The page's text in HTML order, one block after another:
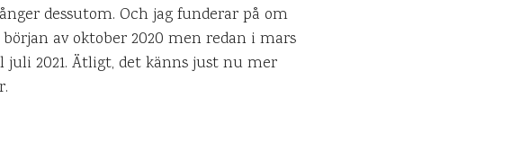
dessutom. Och jag funderar på om
av oktober 2020 men redan i mars
2021. Ätligt, det känns just nu mer